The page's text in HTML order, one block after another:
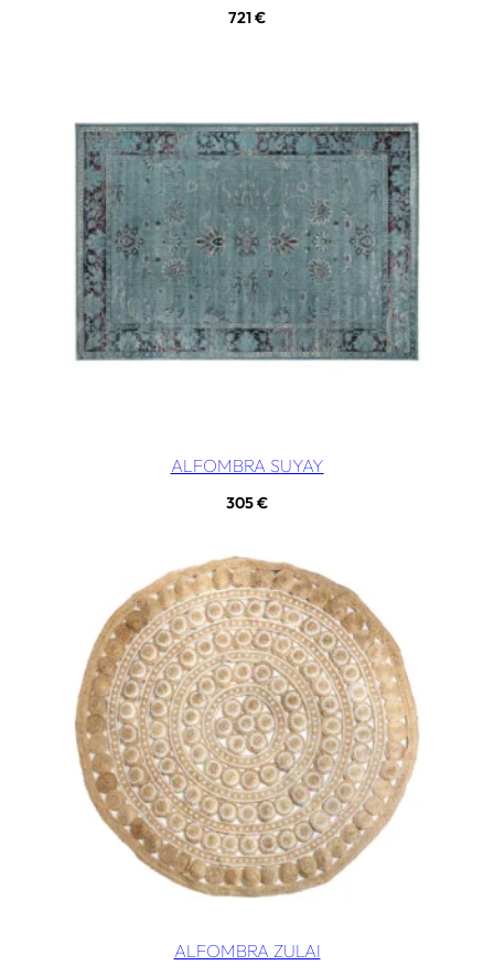
721€
ALFOMBRA SUYAY
305€
ALFOMBRA ZULAI